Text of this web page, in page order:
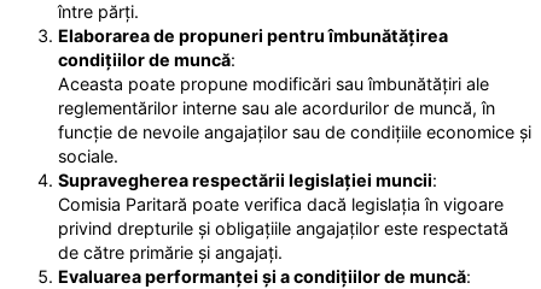
între părți.
Elaborarea de propuneri pentru îmbunătățirea
condițiilor de muncă:
Aceasta poate propune modificări sau îmbunătățiri ale
reglementărilor interne sau ale acordurilor de muncă, în
funcție de nevoile angajaților sau de condițiile economice și
sociale.
Supravegherea respectării legislației muncii:
Comisia Paritară poate verifica dacă legislația în vigoare
privind drepturile și obligațiile angajaților este respectată
de către primărie și angajați.
Evaluarea performanței și a condițiilor de muncă: